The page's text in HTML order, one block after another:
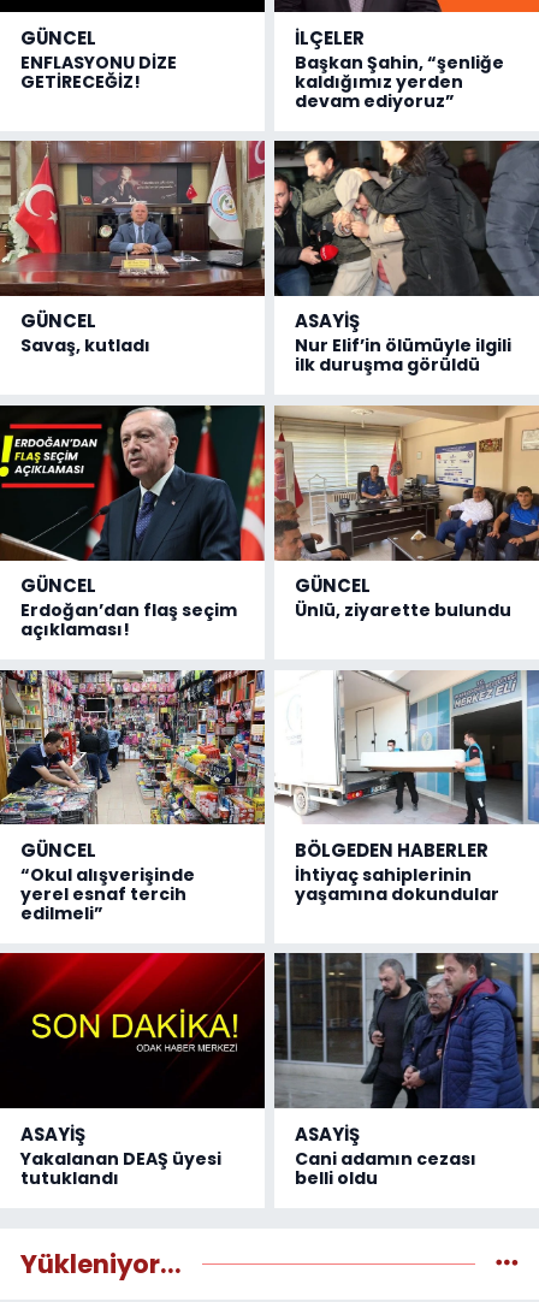
GÜNCEL
ENFLASYONU DİZE
GETİRECEĞİZ!
İLÇELER
Başkan Şahin, “şenliğe
kaldığımız yerden
devam ediyoruz”
GÜNCEL
Savaş, kutladı
ASAYİŞ
Nur Elif’in ölümüyle ilgili
ilk duruşma görüldü
GÜNCEL
Erdoğan’dan flaş seçim
açıklaması!
GÜNCEL
Ünlü, ziyarette bulundu
GÜNCEL
“Okul alışverişinde
yerel esnaf tercih
edilmeli”
BÖLGEDEN HABERLER
İhtiyaç sahiplerinin
yaşamına dokundular
ASAYİŞ
Yakalanan DEAŞ üyesi
tutuklandı
ASAYİŞ
Cani adamın cezası
belli oldu
Yükleniyor...